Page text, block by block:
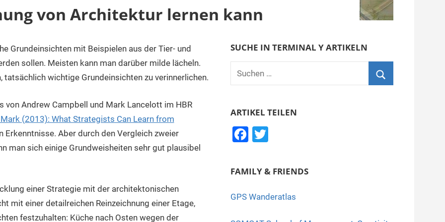
von Architektur lernen kann
Grundeinsichten mit Beispielen aus der Tier- und
sollen. Meisten kann man darüber milde lächeln.
wichtige Grundeinsichten zu verinnerlichen.
Andrew Campbell und Mark Lancelott im HBR
(2013): What Strategists Can Learn from
Erkenntnisse. Aber durch den Vergleich zweier
man sich einige Grundweisheiten sehr gut plausibel
einer Strategie mit der architektonischen
mit einer detailreichen Reinzeichnung einer Etage,
festzuhalten: Küche nach Osten wegen der
SUCHE IN TERMINAL Y ARTIKELN
Suchen
nach:
ARTIKEL TEILEN
F
c
b
T
tt
FAMILY & FRIENDS
GPS Wanderatlas